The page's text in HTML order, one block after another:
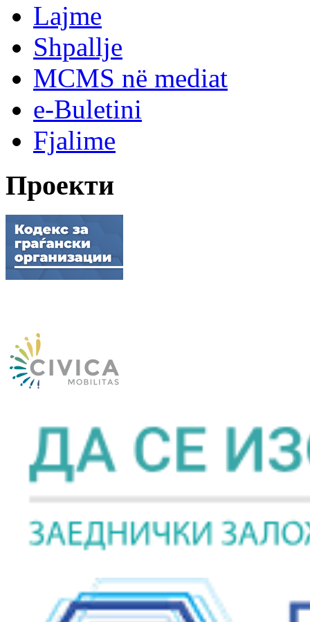
Lajme
Shpallje
MCMS në mediat
e-Buletini
Fjalime
Проекти